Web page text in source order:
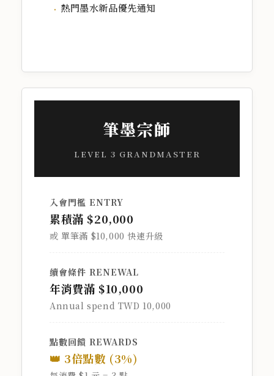
熱門墨水新品優先通知
筆墨宗師
LEVEL 3 GRANDMASTER
入會門檻 ENTRY
累積滿 $20,000
或 單筆滿 $10,000 快速升級
續會條件 RENEWAL
年消費滿 $10,000
Annual spend TWD 10,000
點數回饋 REWARDS
👑 3倍點數 (3%)